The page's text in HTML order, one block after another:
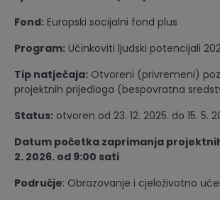
Fond: Europski socijalni fond plus
Program: Učinkoviti ljudski potencijali
Tip natječaja: Otvoreni (privremeni)
projektnih prijedloga (bespovratna
Status: otvoren od 23. 12. 2025. do 15. 5.
Datum početka zaprimanja
2. 2026. od 9:00 sati
Područje: Obrazovanje i cjeloživotno